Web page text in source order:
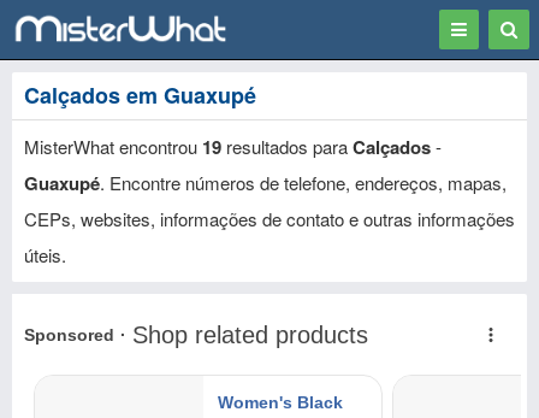
Toggle
Calçados em Guaxupé
MisterWhat encontrou 19 resultados paraCalçados-
Guaxupé. Encontre números de telefone, endereços, mapas,
CEPs, websites, informações de contato e outras informações
úteis.